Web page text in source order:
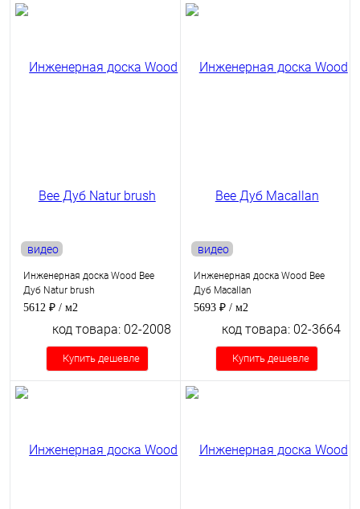
видео
Инженерная доска Wood Bee
Дуб Natur brush
5612 ₽ / м2
код товара: 02-2008
Купить дешевле
видео
Инженерная доска Wood Bee
Дуб Macallan
5693 ₽ / м2
код товара: 02-3664
Купить дешевле